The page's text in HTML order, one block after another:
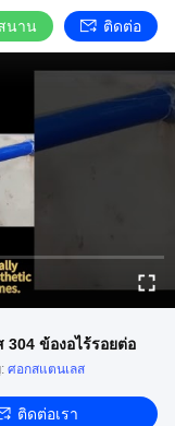
นาน ติดต่อ
304 ข้องอไร้รอยต่อ
ศอกสแตนเลส
ติดต่อเรา